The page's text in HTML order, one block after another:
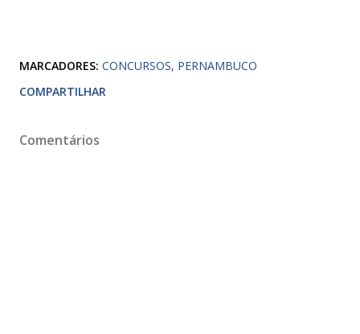
MARCADORES: CONCURSOS PERNAMBUCO
COMPARTILHAR
Comentários